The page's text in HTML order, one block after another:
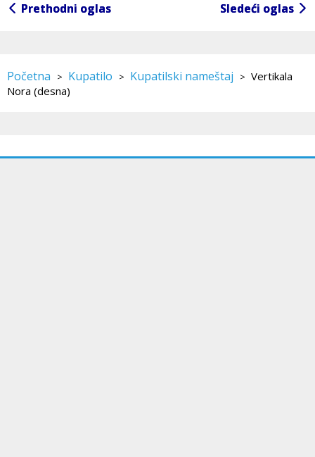
Prethodni oglas Sledeći oglas
Prethodni oglas Sledeći oglas
Početna > Kupatilo > Kupatilski nameštaj > Vertikala
Nora (desna)